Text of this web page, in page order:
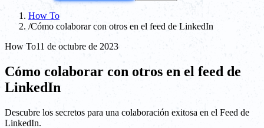
How To
/Cómo colaborar con otros en el feed de LinkedIn
How To11 de octubre de 2023
Cómo colaborar con otros en el feed de
LinkedIn
Descubre los secretos para una colaboración exitosa en el Feed de
LinkedIn.